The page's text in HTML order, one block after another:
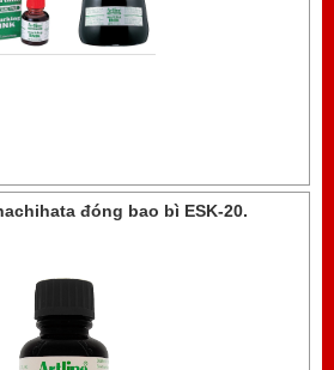
đóng bao bì ESK-20.